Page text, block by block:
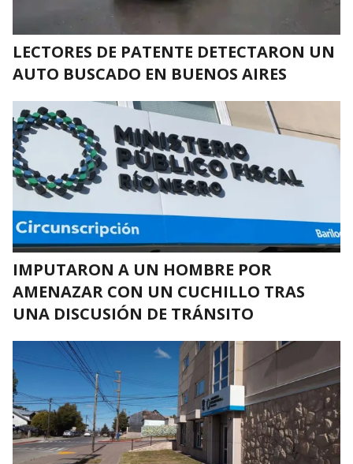
LECTORES DE PATENTE DETECTARON UN
AUTO BUSCADO EN BUENOS AIRES
IMPUTARON A UN HOMBRE POR
AMENAZAR CON UN CUCHILLO TRAS
UNA DISCUSIÓN DE TRÁNSITO